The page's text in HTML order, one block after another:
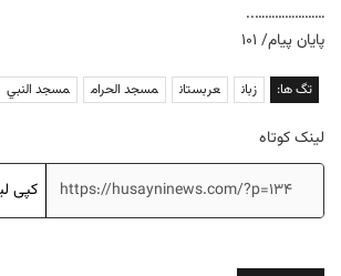
…………………..
پایان پیام/ ۱۰۱
تگ ها: زبان عربستان مسجد الحرام مسجد النبي
لینک کوتاه
کپی